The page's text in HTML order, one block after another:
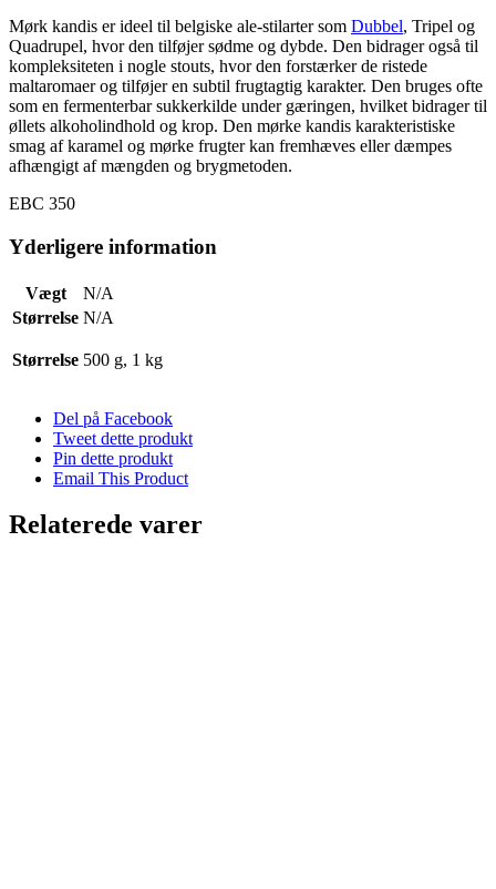
Mørk kandis er ideel til belgiske ale-stilarter som Dubbel, Tripel og
Quadrupel, hvor den tilføjer sødme og dybde. Den bidrager også til
kompleksiteten i nogle stouts, hvor den forstærker de ristede
maltaromaer og tilføjer en subtil frugtagtig karakter. Den bruges ofte
som en fermenterbar sukkerkilde under gæringen, hvilket bidrager til
øllets alkoholindhold og krop. Den mørke kandis karakteristiske
smag af karamel og mørke frugter kan fremhæves eller dæmpes
afhængigt af mængden og brygmetoden.
EBC 350
Yderligere information
Vægt
N/A
Størrelse N/A
Størrelse 500 g, 1 kg
Del på Facebook
Tweet dette produkt
Pin dette produkt
Email This Product
Relaterede varer